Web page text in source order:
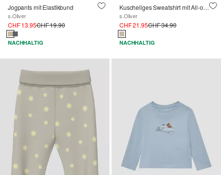
Jogpants mit Elastikbund
s.Oliver
CHF 13.95CHF 19.90
NACHHALTIG
Kuscheliges Sweatshirt mit All-over-Print
s.Oliver
CHF 21.95CHF 34.90
NACHHALTIG